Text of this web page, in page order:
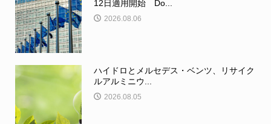
12日適用開始 Do...
2026.08.06
ハイドロとメルセデス・ベンツ、リサイク
ルアルミニウ...
2026.08.05